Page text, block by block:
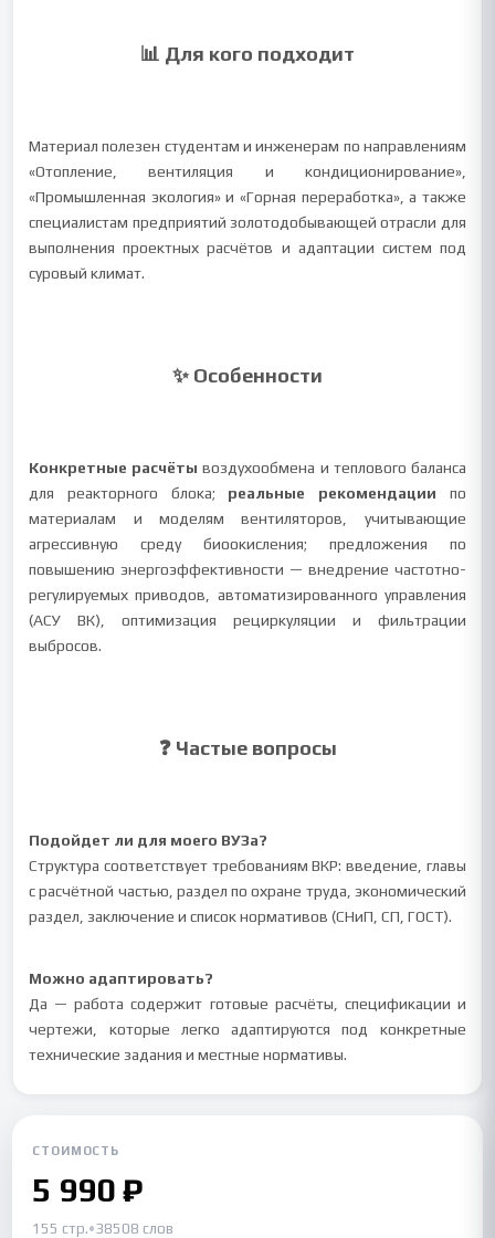
📊 Для кого подходит
Материал полезен студентам и инженерам по направлениям
«Отопление, вентиляция и кондиционирование»,
«Промышленная экология» и «Горная переработка», а также
специалистам предприятий золотодобывающей отрасли для
выполнения проектных расчётов и адаптации систем под
суровый климат.
✨ Особенности
Конкретные расчёты воздухообмена и теплового баланса
для реакторного блока; реальные рекомендации по
материалам и моделям вентиляторов, учитывающие
агрессивную среду биоокисления; предложения по
повышению энергоэффективности — внедрение частотно-
регулируемых приводов, автоматизированного управления
(АСУ ВК), оптимизация рециркуляции и фильтрации
выбросов.
❓ Частые вопросы
Подойдет ли для моего ВУЗа?
Структура соответствует требованиям ВКР: введение, главы
с расчётной частью, раздел по охране труда, экономический
раздел, заключение и список нормативов (СНиП, СП, ГОСТ).
Можно адаптировать?
Да — работа содержит готовые расчёты, спецификации и
чертежи, которые легко адаптируются под конкретные
технические задания и местные нормативы.
СТОИМОСТЬ
5 990 ₽
155 стр.•38508 слов